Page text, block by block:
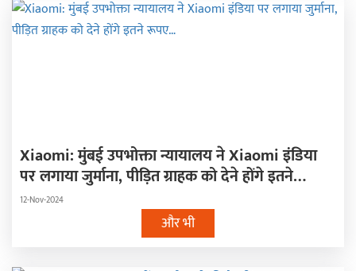
Xiaomi: मुंबई उपभोक्ता न्यायालय ने Xiaomi इंडिया
पर लगाया जुर्माना, पीड़ित ग्राहक को देने होंगे इतने
रूपए…
12-Nov-2024
और भी